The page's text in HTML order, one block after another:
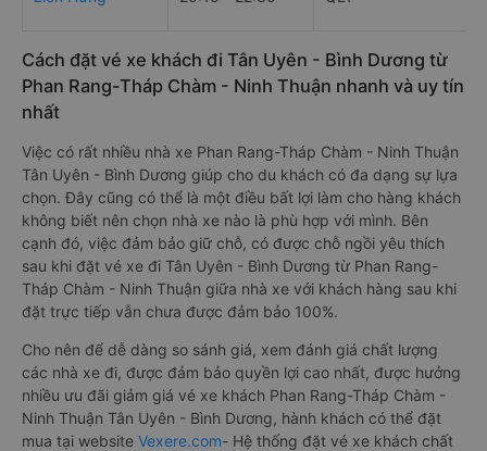
Cách đặt vé xe khách đi Tân Uyên - Bình Dương từ
Phan Rang-Tháp Chàm - Ninh Thuận nhanh và uy tín
nhất
Việc có rất nhiều nhà xe Phan Rang-Tháp Chàm - Ninh Thuận
Tân Uyên - Bình Dương giúp cho du khách có đa dạng sự lựa
chọn. Đây cũng có thể là một điều bất lợi làm cho hàng khách
không biết nên chọn nhà xe nào là phù hợp với mình. Bên
cạnh đó, việc đảm bảo giữ chỗ, có được chỗ ngồi yêu thích
sau khi đặt vé xe đi Tân Uyên - Bình Dương từ Phan Rang-
Tháp Chàm - Ninh Thuận giữa nhà xe với khách hàng sau khi
đặt trực tiếp vẫn chưa được đảm bảo 100%.
Cho nên để dễ dàng so sánh giá, xem đánh giá chất lượng
các nhà xe đi, được đảm bảo quyền lợi cao nhất, được hưởng
nhiều ưu đãi giảm giá vé xe khách Phan Rang-Tháp Chàm -
Ninh Thuận Tân Uyên - Bình Dương, hành khách có thể đặt
mua tại website Vexere.com- Hệ thống đặt vé xe khách chất